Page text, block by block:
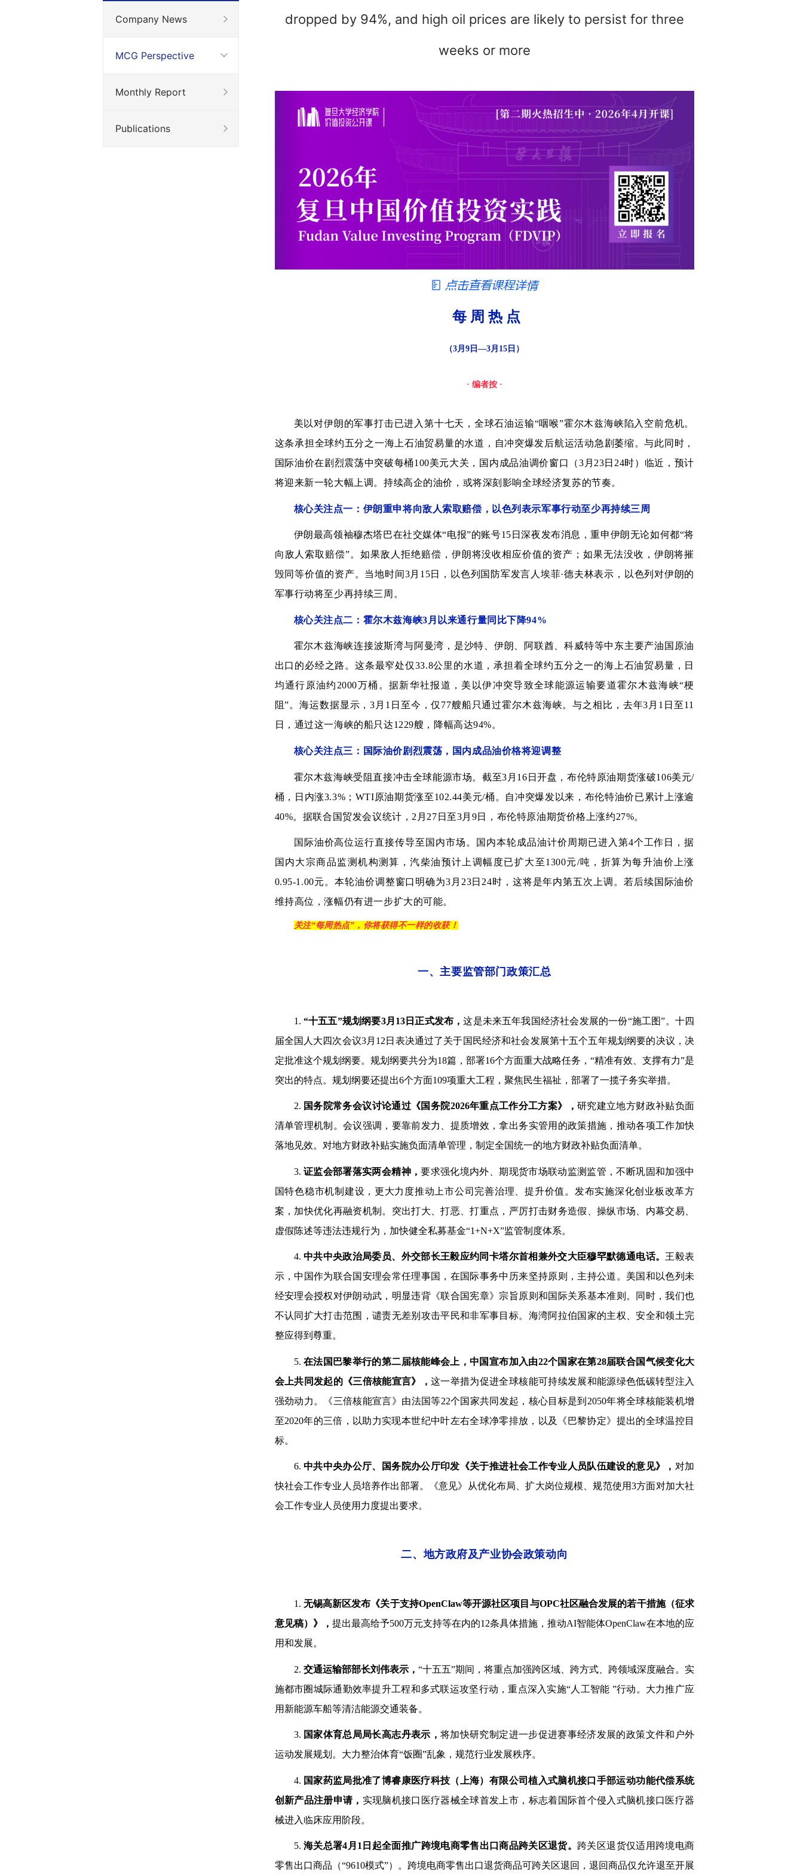
Company News
MCG Perspective
Monthly Report
Publications
dropped by 94%, and high oil prices are likely to persist for three
weeks or more
每 周 热 点
（3月9日—3月15日）
· 编者按 ·
美以对伊朗的军事打击已进入第十七天，全球石油运输“咽喉”霍尔木兹海峡陷入空前危机。
这条承担全球约五分之一海上石油贸易量的水道，自冲突爆发后航运活动急剧萎缩。与此同时，
国际油价在剧烈震荡中突破每桶100美元大关，国内成品油调价窗口（3月23日24时）临近，预计
将迎来新一轮大幅上调。持续高企的油价，或将深刻影响全球经济复苏的节奏。
核心关注点一：伊朗重申将向敌人索取赔偿，以色列表示军事行动至少再持续三周
伊朗最高领袖穆杰塔巴在社交媒体“电报”的账号15日深夜发布消息，重申伊朗无论如何都“将
向敌人索取赔偿”。如果敌人拒绝赔偿，伊朗将没收相应价值的资产；如果无法没收，伊朗将摧
毁同等价值的资产。当地时间3月15日，以色列国防军发言人埃菲·德夫林表示，以色列对伊朗的
军事行动将至少再持续三周。
核心关注点二：霍尔木兹海峡3月以来通行量同比下降94%
霍尔木兹海峡连接波斯湾与阿曼湾，是沙特、伊朗、阿联酋、科威特等中东主要产油国原油
出口的必经之路。这条最窄处仅33.8公里的水道，承担着全球约五分之一的海上石油贸易量，日
均通行原油约2000万桶。据新华社报道，美以伊冲突导致全球能源运输要道霍尔木兹海峡“梗
阻”。海运数据显示，3月1日至今，仅77艘船只通过霍尔木兹海峡。与之相比，去年3月1日至11
日，通过这一海峡的船只达1229艘，降幅高达94%。
核心关注点三：国际油价剧烈震荡，国内成品油价格将迎调整
霍尔木兹海峡受阻直接冲击全球能源市场。截至3月16日开盘，布伦特原油期货涨破106美元/
桶，日内涨3.3%；WTI原油期货涨至102.44美元/桶。自冲突爆发以来，布伦特油价已累计上涨逾
40%。据联合国贸发会议统计，2月27日至3月9日，布伦特原油期货价格上涨约27%。
国际油价高位运行直接传导至国内市场。国内本轮成品油计价周期已进入第4个工作日，据
国内大宗商品监测机构测算，汽柴油预计上调幅度已扩大至1300元/吨，折算为每升油价上涨
0.95-1.00元。本轮油价调整窗口明确为3月23日24时，这将是年内第五次上调。若后续国际油价
维持高位，涨幅仍有进一步扩大的可能。
关注“每周热点”，你将获得不一样的收获！
一、主要监管部门政策汇总
1. “十五五”规划纲要3月13日正式发布，这是未来五年我国经济社会发展的一份“施工图”。十四
届全国人大四次会议3月12日表决通过了关于国民经济和社会发展第十五个五年规划纲要的决议，决
定批准这个规划纲要。规划纲要共分为18篇，部署16个方面重大战略任务，“精准有效、支撑有力”是
突出的特点。规划纲要还提出6个方面109项重大工程，聚焦民生福祉，部署了一揽子务实举措。
2. 国务院常务会议讨论通过《国务院2026年重点工作分工方案》， 研究建立地方财政补贴负面
清单管理机制。会议强调，要靠前发力、提质增效，拿出务实管用的政策措施，推动各项工作加快
落地见效。对地方财政补贴实施负面清单管理，制定全国统一的地方财政补贴负面清单。
3. 证监会部署落实两会精神，要求强化境内外、期现货市场联动监测监管，不断巩固和加强中
国特色稳市机制建设，更大力度推动上市公司完善治理、提升价值。发布实施深化创业板改革方
案，加快优化再融资机制。突出打大、打恶、打重点，严厉打击财务造假、操纵市场、内幕交易、
虚假陈述等违法违规行为，加快健全私募基金“1+N+X”监管制度体系。
4. 中共中央政治局委员、外交部长王毅应约同卡塔尔首相兼外交大臣穆罕默德通电话。 王毅表
示，中国作为联合国安理会常任理事国，在国际事务中历来坚持原则，主持公道。美国和以色列未
经安理会授权对伊朗动武，明显违背《联合国宪章》宗旨原则和国际关系基本准则。同时，我们也
不认同扩大打击范围，谴责无差别攻击平民和非军事目标。海湾阿拉伯国家的主权、安全和领土完
整应得到尊重。
5. 在法国巴黎举行的第二届核能峰会上，中国宣布加入由22个国家在第28届联合国气候变化大
会上共同发起的《三倍核能宣言》，这一举措为促进全球核能可持续发展和能源绿色低碳转型注入
强劲动力。《三倍核能宣言》由法国等22个国家共同发起，核心目标是到2050年将全球核能装机增
至2020年的三倍，以助力实现本世纪中叶左右全球净零排放，以及《巴黎协定》提出的全球温控目
标。
6. 中共中央办公厅、国务院办公厅印发《关于推进社会工作专业人员队伍建设的意见》， 对加
快社会工作专业人员培养作出部署。《意见》从优化布局、扩大岗位规模、规范使用3方面对加大社
会工作专业人员使用力度提出要求。
二、地方政府及产业协会政策动向
1. 无锡高新区发布《关于支持OpenClaw等开源社区项目与OPC社区融合发展的若干措施（征求
意见稿）》， 提出最高给予500万元支持等在内的12条具体措施，推动AI智能体OpenClaw在本地的应
用和发展。
2. 交通运输部部长刘伟表示， “十五五”期间，将重点加强跨区域、跨方式、跨领域深度融合。实
施都市圈城际通勤效率提升工程和多式联运攻坚行动，重点深入实施“人工智能 ”行动。大力推广应
用新能源车船等清洁能源交通装备。
3. 国家体育总局局长高志丹表示，将加快研究制定进一步促进赛事经济发展的政策文件和户外
运动发展规划。大力整治体育“饭圈”乱象，规范行业发展秩序。
4. 国家药监局批准了博睿康医疗科技（上海）有限公司植入式脑机接口手部运动功能代偿系统
创新产品注册申请， 实现脑机接口医疗器械全球首发上市，标志着国际首个侵入式脑机接口医疗器
械进入临床应用阶段。
5. 海关总署4月1日起全面推广跨境电商零售出口商品跨关区退货。 跨关区退货仅适用跨境电商
零售出口商品（“9610模式”）。跨境电商零售出口退货商品可跨关区退回，退回商品仅允许退至开展